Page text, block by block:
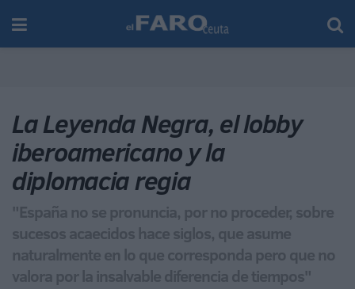
La Leyenda Negra, el lobby
iberoamericano y la
diplomacia regia
"España no se pronuncia, por no proceder, sobre
sucesos acaecidos hace siglos, que asume
naturalmente en lo que corresponda pero que no
valora por la insalvable diferencia de tiempos"